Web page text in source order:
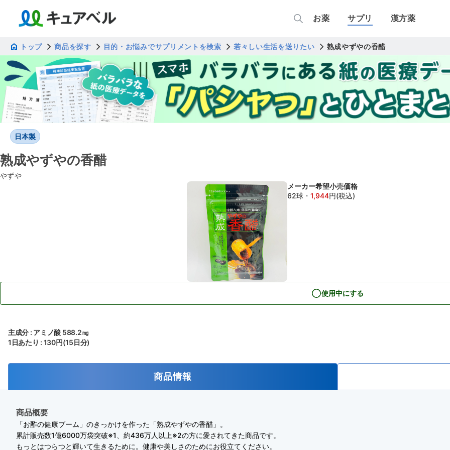
お薬 サプリ 漢方薬
トップ 商品を探す 目的・お悩みでサプリメントを検索 若々しい生活を送りたい 熟成やずやの香醋
日本製
熟成やずやの香醋
やずや
メーカー希望小売価格
62球 ・ 1,944円(税込)
使用中にする
主成分 : アミノ酸 588.2㎎
1日あたり : 130円(15日分)
商品情報
商品概要
「お酢の健康ブーム」のきっかけを作った「熟成やずやの香醋」。
累計販売数1億6000万袋突破※1、約436万人以上※2の方に愛されてきた商品です。
もっとはつらつと輝いて生きるために。健康や美しさのためにお役立てください。